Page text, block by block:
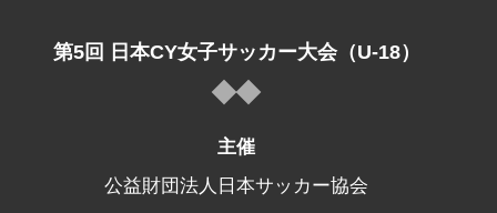
第5回 日本CY女子サッカー大会（U-18）
主催
公益財団法人日本サッカー協会